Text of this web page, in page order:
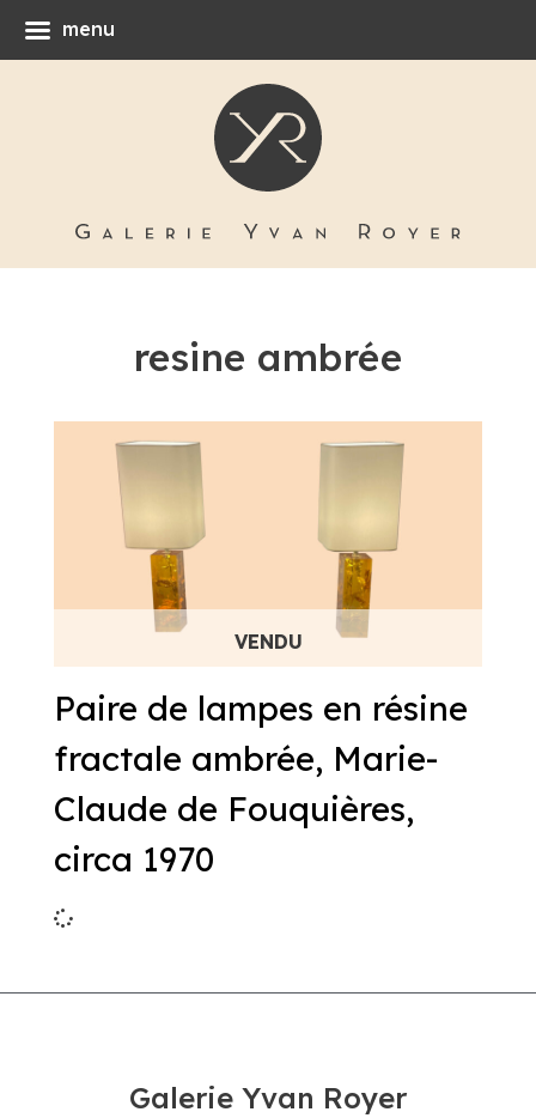
resine ambrée
Paire de lampes en résine
fractale ambrée, Marie-
Claude de Fouquières,
circa 1970
Galerie Yvan Royer
menu